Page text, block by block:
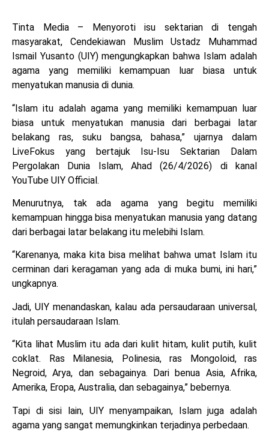
Tinta Media – Menyoroti isu sektarian di tengah
masyarakat, Cendekiawan Muslim Ustadz Muhammad
Ismail Yusanto (UIY) mengungkapkan bahwa Islam adalah
agama yang memiliki kemampuan luar biasa untuk
menyatukan manusia di dunia.
“Islam itu adalah agama yang memiliki kemampuan luar
biasa untuk menyatukan manusia dari berbagai latar
belakang ras, suku bangsa, bahasa,” ujarnya dalam
LiveFokus yang bertajuk Isu-Isu Sektarian Dalam
Pergolakan Dunia Islam, Ahad (26/4/2026) di kanal
YouTube UIY Official.
Menurutnya, tak ada agama yang begitu memiliki
kemampuan hingga bisa menyatukan manusia yang datang
dari berbagai latar belakang itu melebihi Islam.
“Karenanya, maka kita bisa melihat bahwa umat Islam itu
cerminan dari keragaman yang ada di muka bumi, ini hari,”
ungkapnya.
Jadi, UIY menandaskan, kalau ada persaudaraan universal,
itulah persaudaraan Islam.
“Kita lihat Muslim itu ada dari kulit hitam, kulit putih, kulit
coklat. Ras Milanesia, Polinesia, ras Mongoloid, ras
Negroid, Arya, dan sebagainya. Dari benua Asia, Afrika,
Amerika, Eropa, Australia, dan sebagainya,” bebernya.
Tapi di sisi lain, UIY menyampaikan, Islam juga adalah
agama yang sangat memungkinkan terjadinya perbedaan.